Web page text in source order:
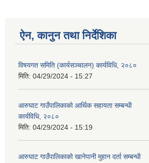
ऐन, कानुन तथा निर्देशिका
विषयगत समिति (कार्यसञ्चालन) कार्यविधि, २०८०
मिति: 04/29/2024 - 15:27
आरुघाट गाउँपालिकाको आर्थिक सहायता सम्बन्धी
कार्यविधि, २०८०
मिति: 04/29/2024 - 15:19
आरुघाट गाउँपालिकाको खानेपानी मुहान दर्ता सम्बन्धी